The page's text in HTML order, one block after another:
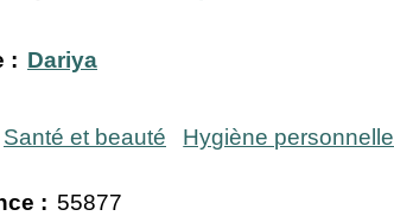
: Dariya
Santé et beauté Hygiène personnelle
: 55877